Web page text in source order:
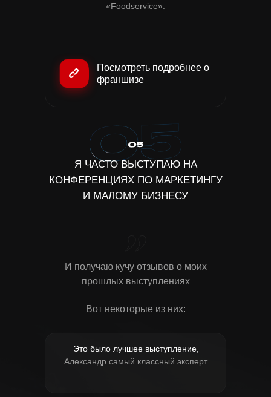
Посмотреть подробнее о
франшизе
«Foodservice».
Я ЧАСТО ВЫСТУПАЮ НА
КОНФЕРЕНЦИЯХ ПО МАРКЕТИНГУ
И МАЛОМУ БИЗНЕСУ
Это было лучшее выступление,
Александр самый классный эксперт
Вот некоторые из них:
И получаю кучу отзывов о моих
прошлых выступлениях